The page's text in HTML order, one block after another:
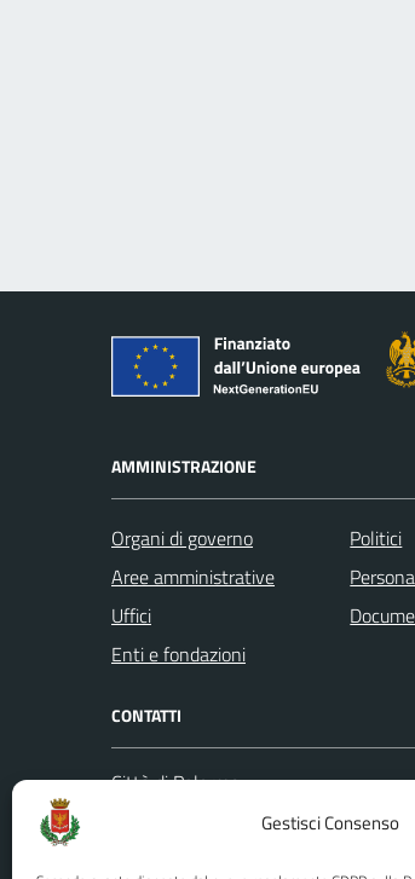
Gestisci Consenso
AMMINISTRAZIONE
Organi di governo
Aree amministrative
Uffici
Enti e fondazioni
Politici
CONTATTI
Città di Palermo
Codice fiscale / P. IVA:80016350821